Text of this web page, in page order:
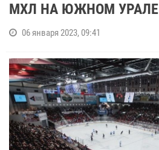
МХЛ НА ЮЖНОМ УРАЛЕ
06 января 2023, 09:41